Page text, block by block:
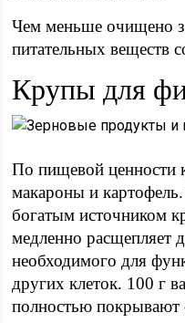
Чем меньше очищено
питательных веществ
Крупы для
По пищевой ценности
макароны и
богатым источником
медленно расщепляет
необходимого для
других клеток. 100 г
полностью покрывают